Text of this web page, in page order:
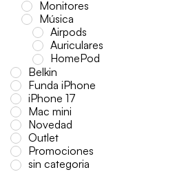
Monitores
Música
Airpods
Auriculares
HomePod
Belkin
Funda iPhone
iPhone 17
Mac mini
Novedad
Outlet
Promociones
sin categoria